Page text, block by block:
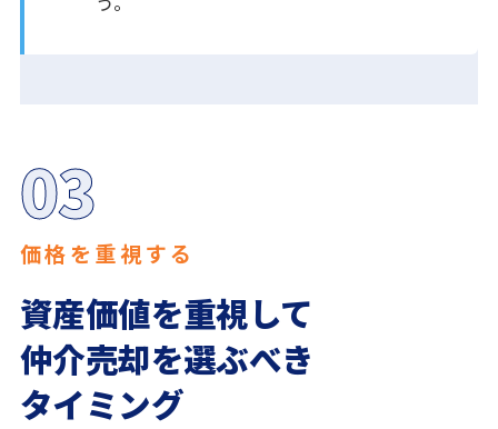
03
価格を重視する
資産価値を重視して
仲介売却を選ぶべき
タイミング